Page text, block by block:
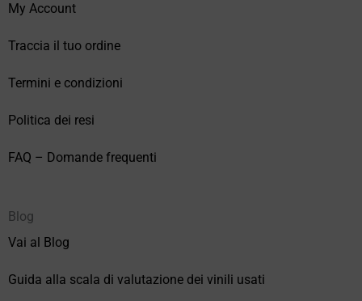
My Account
Traccia il tuo ordine
Termini e condizioni
Politica dei resi
FAQ – Domande frequenti
Blog
Vai al Blog
Guida alla scala di valutazione dei vinili usati